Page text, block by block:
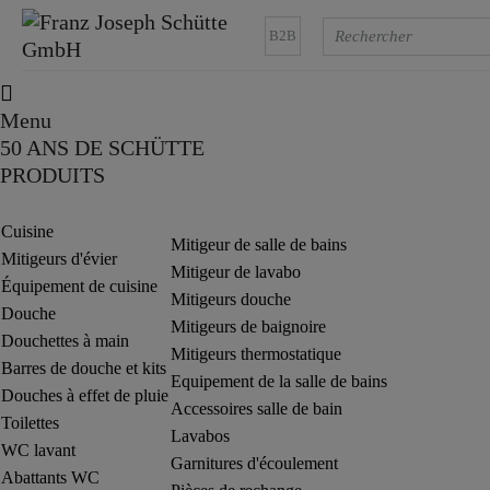
B2B
Menu
50 ANS DE SCHÜTTE
PRODUITS
Cuisine
Mitigeurs d'évier
Équipement de cuisine
Douche
Douchettes à main
Barres de douche et kits
Douches à effet de pluie
Toilettes
WC lavant
Abattants WC
Mitigeur de salle de bains
Mitigeur de lavabo
Mitigeurs douche
Mitigeurs de baignoire
Mitigeurs thermostatique
Equipement de la salle de bains
Accessoires salle de bain
Lavabos
Garnitures d'écoulement